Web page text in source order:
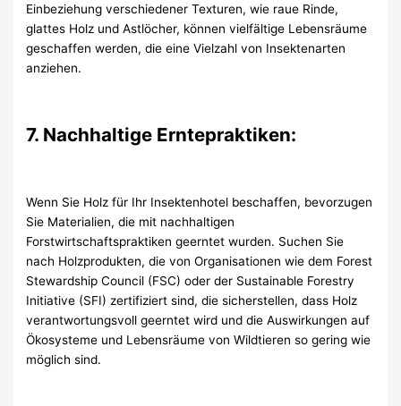
Einbeziehung verschiedener Texturen, wie raue Rinde,
glattes Holz und Astlöcher, können vielfältige Lebensräume
geschaffen werden, die eine Vielzahl von Insektenarten
anziehen.
7. Nachhaltige Erntepraktiken:
Wenn Sie Holz für Ihr Insektenhotel beschaffen, bevorzugen
Sie Materialien, die mit nachhaltigen
Forstwirtschaftspraktiken geerntet wurden. Suchen Sie
nach Holzprodukten, die von Organisationen wie dem Forest
Stewardship Council (FSC) oder der Sustainable Forestry
Initiative (SFI) zertifiziert sind, die sicherstellen, dass Holz
verantwortungsvoll geerntet wird und die Auswirkungen auf
Ökosysteme und Lebensräume von Wildtieren so gering wie
möglich sind.